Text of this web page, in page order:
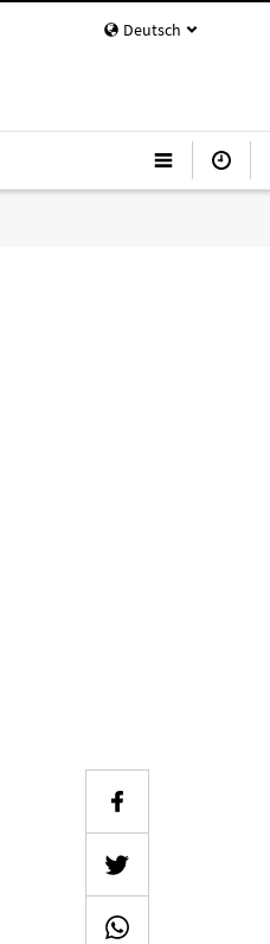
Deutsch